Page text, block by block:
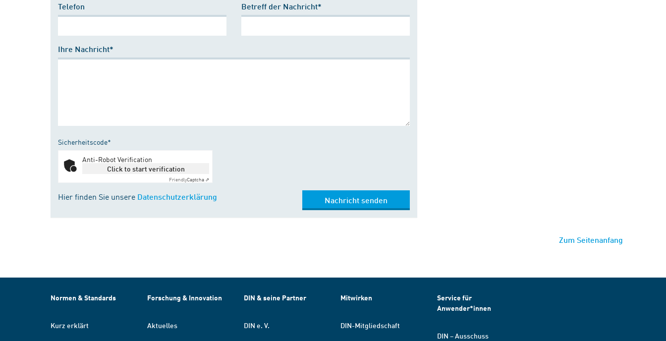
Telefon Betreff der Nachricht*
Ihre Nachricht*
Sicherheitscode*
Anti-Robot Verification
Click to start verification
FriendlyCaptcha ⇗
Hier finden Sie unsere Datenschutzerklärung Nachricht senden
Zum Seitenanfang
Normen & Standards
Kurz erklärt
Forschung & Innovation
Aktuelles
DIN & seine Partner
DIN e. V.
Mitwirken
DIN-Mitgliedschaft
Service für
Anwender*innen
DIN – Ausschuss